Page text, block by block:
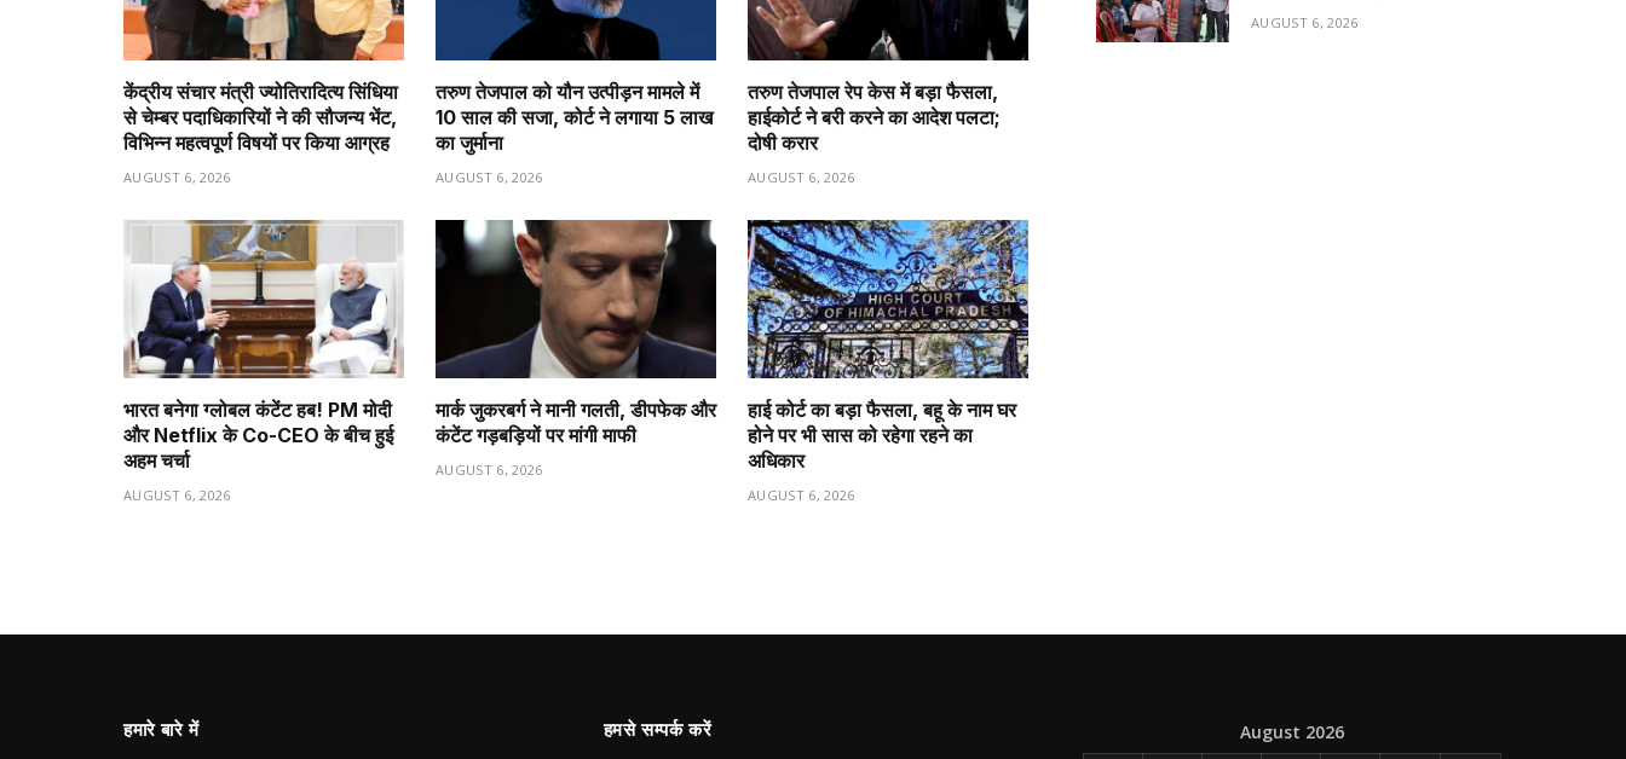
केंद्रीय संचार मंत्री ज्योतिरादित्य सिंधिया
से चेम्बर पदाधिकारियों ने की सौजन्य भेंट,
विभिन्न महत्वपूर्ण विषयों पर किया आग्रह
AUGUST 6, 2026
तरुण तेजपाल को यौन उत्पीड़न मामले में
10 साल की सजा, कोर्ट ने लगाया ₹5 लाख
का जुर्माना
AUGUST 6, 2026
तरुण तेजपाल रेप केस में बड़ा फैसला,
हाईकोर्ट ने बरी करने का आदेश पलटा;
दोषी करार
AUGUST 6, 2026
भारत बनेगा ग्लोबल कंटेंट हब! PM मोदी
और Netflix के Co-CEO के बीच हुई
अहम चर्चा
AUGUST 6, 2026
मार्क जुकरबर्ग ने मानी गलती, डीपफेक और
कंटेंट गड़बड़ियों पर मांगी माफी
AUGUST 6, 2026
हाई कोर्ट का बड़ा फैसला, बहू के नाम घर
होने पर भी सास को रहेगा रहने का
अधिकार
AUGUST 6, 2026
AUGUST 6, 2026
हमारे बारे में हमसे सम्पर्क करें
August 2026